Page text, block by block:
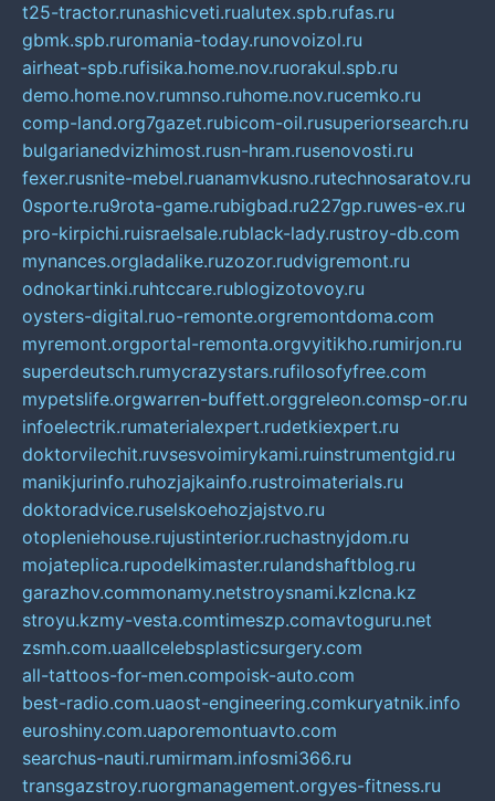
t25-tractor.runashicveti.rualutex.spb.rufas.ru
gbmk.spb.ruromania-today.runovoizol.ru
airheat-spb.rufisika.home.nov.ruorakul.spb.ru
demo.home.nov.rumnso.ruhome.nov.rucemko.ru
comp-land.org7gazet.rubicom-oil.rusuperiorsearch.ru
bulgarianedvizhimost.rusn-hram.rusenovosti.ru
fexer.rusnite-mebel.ruanamvkusno.rutechnosaratov.ru
0sporte.ru9rota-game.rubigbad.ru227gp.ruwes-ex.ru
pro-kirpichi.ruisraelsale.rublack-lady.rustroy-db.com
mynances.orgladalike.ruzozor.rudvigremont.ru
odnokartinki.ruhtccare.rublogizotovoy.ru
oysters-digital.ruo-remonte.orgremontdoma.com
myremont.orgportal-remonta.orgvyitikho.rumirjon.ru
superdeutsch.rumycrazystars.rufilosofyfree.com
mypetslife.orgwarren-buffett.orggreleon.comsp-or.ru
infoelectrik.rumaterialexpert.rudetkiexpert.ru
doktorvilechit.ruvsesvoimirykami.ruinstrumentgid.ru
manikjurinfo.ruhozjajkainfo.rustroimaterials.ru
doktoradvice.ruselskoehozjajstvo.ru
otopleniehouse.rujustinterior.ruchastnyjdom.ru
mojateplica.rupodelkimaster.rulandshaftblog.ru
garazhov.commonamy.netstroysnami.kzlcna.kz
stroyu.kzmy-vesta.comtimeszp.comavtoguru.net
zsmh.com.uaallcelebsplasticsurgery.com
all-tattoos-for-men.compoisk-auto.com
best-radio.com.uaost-engineering.comkuryatnik.info
euroshiny.com.uaporemontuavto.com
searchus-nauti.rumirmam.infosmi366.ru
transgazstroy.ruorgmanagement.orgyes-fitness.ru